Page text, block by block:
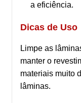
a eficiência.
Dicas de Uso
Limpe as
manter o
materiais muito
lâminas.